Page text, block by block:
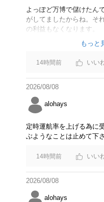
よっぽど万博で儲けたん
がしてましたからね。そ
の利益もなくなります。
もっと
14時間前
2026/08/08
alohays
定時運航率を上げる為に
ぶようなことは止めて下さ
14時間前
2026/08/08
alohays